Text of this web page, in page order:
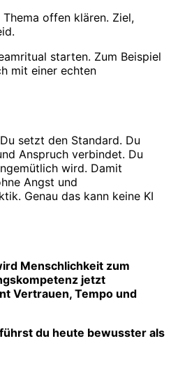
offen klären. Ziel,
starten. Zum Beispiel
mit einer echten
Du setzt den Standard. Du
Anspruch verbindet. Du
wird. Damit
Angst und
Genau das kann keine KI
Menschlichkeit zum
jetzt
Vertrauen, Tempo und
du heute bewusster als